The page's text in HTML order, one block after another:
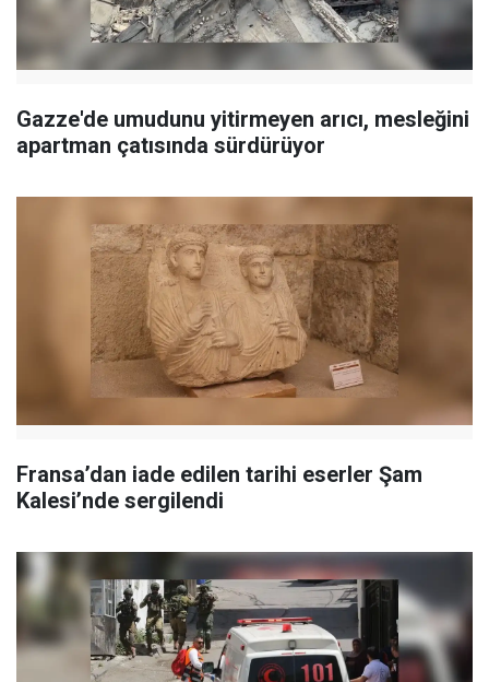
Gazze'de umudunu yitirmeyen arıcı, mesleğini
apartman çatısında sürdürüyor
Fransa’dan iade edilen tarihi eserler Şam
Kalesi’nde sergilendi